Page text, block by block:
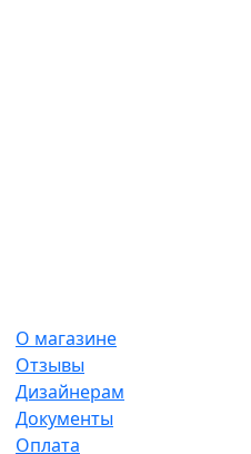
О магазине
Отзывы
Дизайнерам
Документы
Оплата